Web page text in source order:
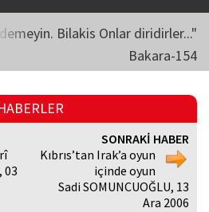
Bilakis Onlar diridirler..."
Bakara-154
03
SONRAKİ HABER
Kıbrıs’tan Irak’a oyun
içinde oyun
Sadi SOMUNCUOĞLU, 13
Ara 2006